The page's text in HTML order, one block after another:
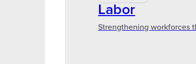
Labor
Strengthening workforces